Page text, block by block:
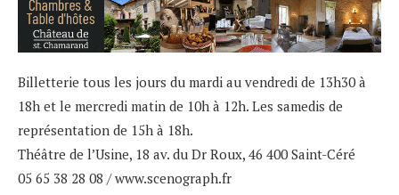
Billetterie tous les jours du mardi au vendredi de 13h30 à
18h et le mercredi matin de 10h à 12h. Les samedis de
représentation de 15h à 18h.
Théâtre de l’Usine, 18 av. du Dr Roux, 46 400 Saint-Céré
05 65 38 28 08 / www.scenograph.fr